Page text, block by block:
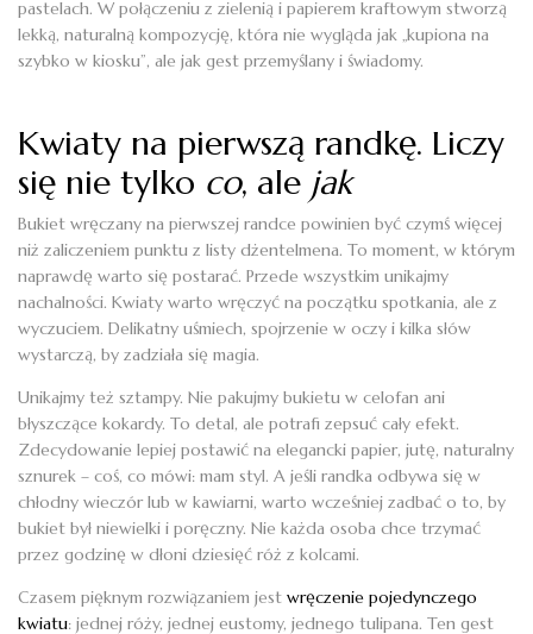
pastelach. W połączeniu z zielenią i papierem kraftowym stworzą
lekką, naturalną kompozycję, która nie wygląda jak „kupiona na
szybko w kiosku”, ale jak gest przemyślany i świadomy.
Kwiaty na pierwszą randkę. Liczy
się nie tylko co, ale jak
Bukiet wręczany na pierwszej randce powinien być czymś więcej
niż zaliczeniem punktu z listy dżentelmena. To moment, w którym
naprawdę warto się postarać. Przede wszystkim unikajmy
nachalności. Kwiaty warto wręczyć na początku spotkania, ale z
wyczuciem. Delikatny uśmiech, spojrzenie w oczy i kilka słów
wystarczą, by zadziała się magia.
Unikajmy też sztampy. Nie pakujmy bukietu w celofan ani
błyszczące kokardy. To detal, ale potrafi zepsuć cały efekt.
Zdecydowanie lepiej postawić na elegancki papier, jutę, naturalny
sznurek – coś, co mówi: mam styl. A jeśli randka odbywa się w
chłodny wieczór lub w kawiarni, warto wcześniej zadbać o to, by
bukiet był niewielki i poręczny. Nie każda osoba chce trzymać
przez godzinę w dłoni dziesięć róż z kolcami.
Czasem pięknym rozwiązaniem jest wręczenie pojedynczego
kwiatu: jednej róży, jednej eustomy, jednego tulipana. Ten gest